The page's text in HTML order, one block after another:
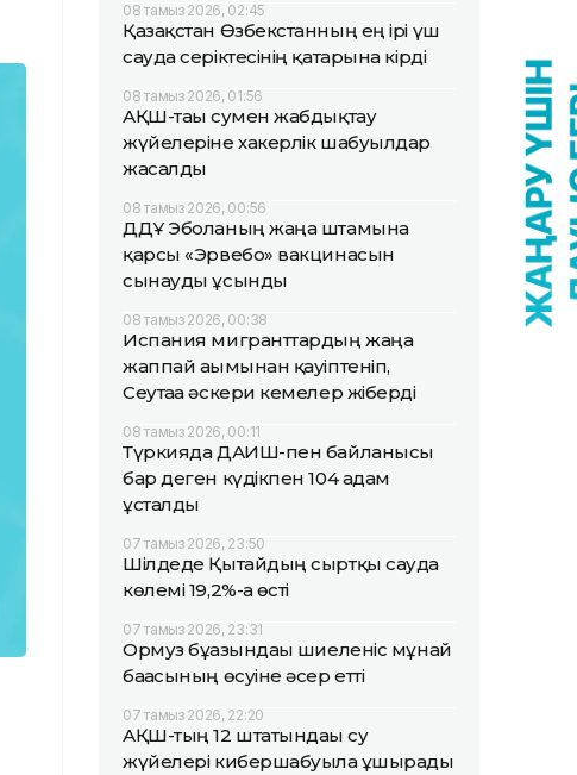
08 тамыз 2026, 02:45
Қазақстан Өзбекстанның ең ірі үш
сауда серіктесінің қатарына кірді
08 тамыз 2026, 01:56
АҚШ-тағы сумен жабдықтау
жүйелеріне хакерлік шабуылдар
жасалды
08 тамыз 2026, 00:56
ДДҰ Эболаның жаңа штамына
қарсы «Эрвебо» вакцинасын
сынауды ұсынды
08 тамыз 2026, 00:38
Испания мигранттардың жаңа
жаппай ағымынан қауіптеніп,
Сеутаға әскери кемелер жіберді
08 тамыз 2026, 00:11
Түркияда ДАИШ-пен байланысы
бар деген күдікпен 104 адам
ұсталды
07 тамыз 2026, 23:50
Шілдеде Қытайдың сыртқы сауда
көлемі 19,2%-ға өсті
07 тамыз 2026, 23:31
Ормуз бұғазындағы шиеленіс мұнай
бағасының өсуіне әсер етті
07 тамыз 2026, 22:20
АҚШ-тың 12 штатындағы су
жүйелері кибершабуылға ұшырады